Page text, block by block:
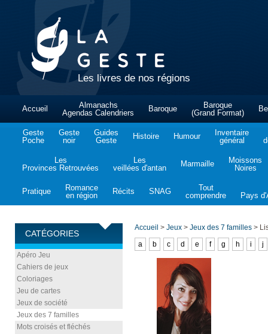
Les livres de nos régions
Accueil
Almanachs
Agendas Calendriers
Baroque
Baroque
(Grand Format)
Geste
Poche
Geste
noir
Guides
Geste
Histoire Humour
Inventaire
général
Les
Provinces Retrouvées
Les
veillées d'antan
Marmaille
Moissons
Noires
Pratique
Romance
en région
Récits SNAG
Tout
comprendre
Pays
CATÉGORIES
Apéro Jeu
Cahiers de jeux
Coloriages
Jeu de cartes
Jeux de société
Jeux des 7 familles
Mots croisés et fléchés
Accueil > Jeux > Jeux des 7 familles >
a
b c d e f g h i j